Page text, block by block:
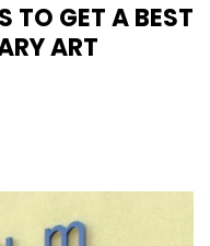
TO GET A BEST
ART